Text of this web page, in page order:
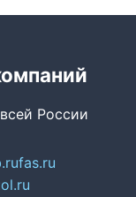
России
fas.ru